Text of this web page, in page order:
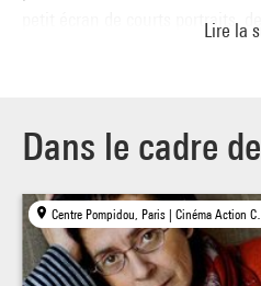
petit écran de courts portraits,
de l’intégration, toutes les
Les concepteurs
du projet voulaient attirer
gouvernement des
Pays-Bas traitait les demandeurs
particulièrement les quelque
Lire la
Dans le cadre de